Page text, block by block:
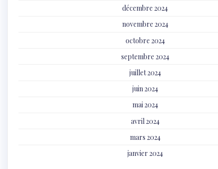
décembre 2024
novembre 2024
octobre 2024
septembre 2024
juillet 2024
juin 2024
mai 2024
avril 2024
mars 2024
janvier 2024